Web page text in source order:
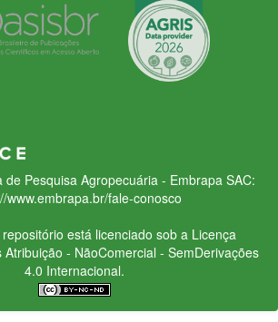
de Pesquisa Agropecuária - Embrapa SAC:
www.embrapa.br/fale-conosco
está licenciado sob a Licença
Atribuição - NãoComercial - SemDerivações
4.0 Internacional.